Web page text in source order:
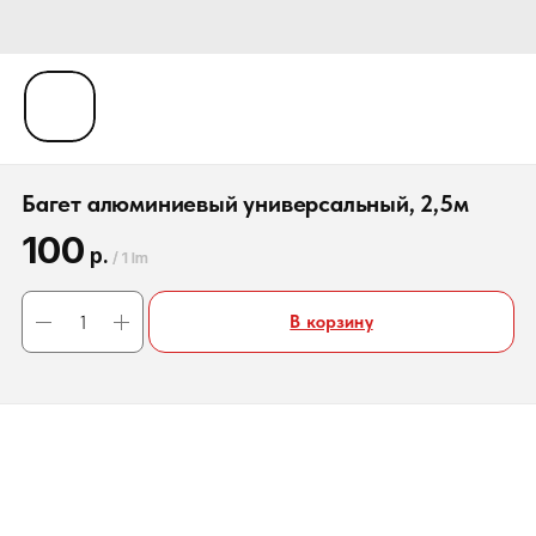
Багет алюминиевый универсальный, 2,5м
100 р. /1 lm
В корзину